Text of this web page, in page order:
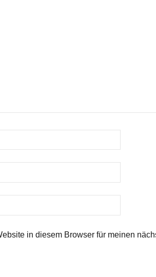
in diesem Browser für meinen